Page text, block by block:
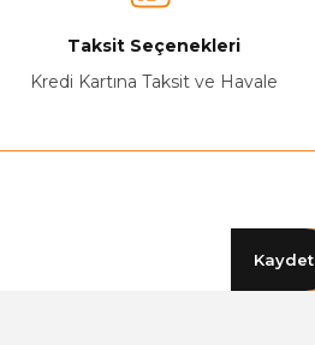
Taksit Seçenekleri
Kredi Kartına Taksit ve Havale
Kaydet